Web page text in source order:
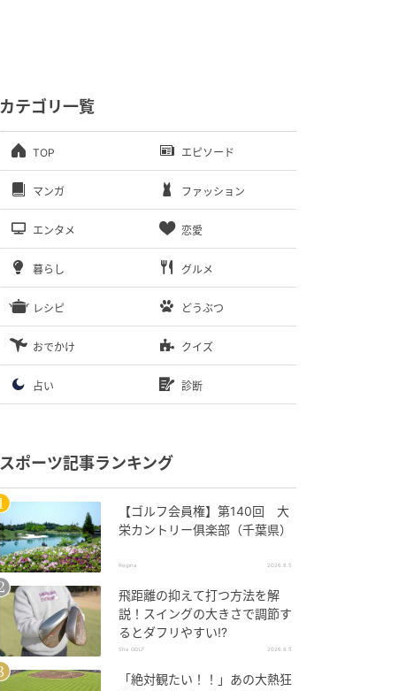
カテゴリ一覧
TOP エピソード
マンガ ファッション
エンタメ 恋愛
暮らし グルメ
レシピ どうぶつ
おでかけ クイズ
占い 診断
スポーツ記事ランキング
【ゴルフ会員権】第140回 大
栄カントリー俱楽部（千葉県）
Regina 2026.8.5
飛距離の抑えて打つ方法を解
説！スイングの大きさで調節す
るとダフリやすい⁉
She GOLF 2026.8.5
「絶対観たい！！」あの大熱狂